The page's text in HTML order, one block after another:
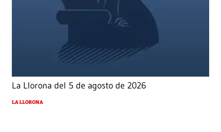
La Llorona del 5 de agosto de 2026
LA LLORONA